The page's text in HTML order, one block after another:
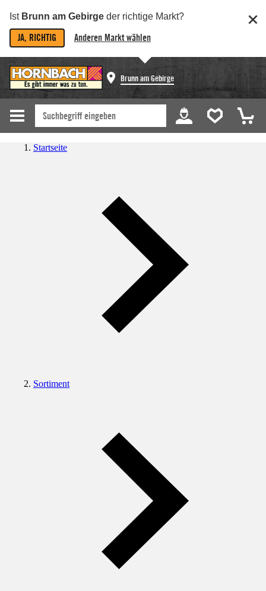
Ist Brunn am Gebirge der richtige Markt?
JA, RICHTIG Anderen Markt wählen
Brunn am Gebirge
Startseite
Sortiment